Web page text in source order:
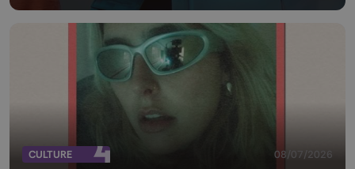
CULTURE 08/07/2026